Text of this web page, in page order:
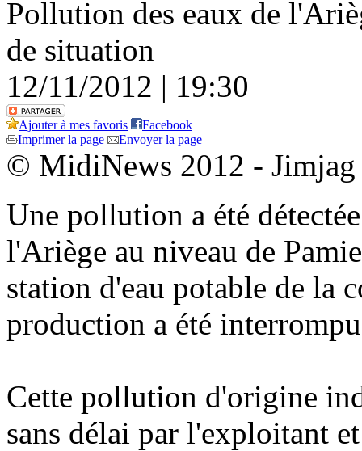
Pollution des eaux de
de situation
12/11/2012 | 19:30
Ajouter à mes favoris
Facebook
Imprimer la page
Envoyer la page
© MidiNews 2012 - Jimjag
Une pollution a été
l'Ariège au niveau de
station d'eau potable de la
production a été
Cette pollution d'origine
sans délai par l'exploitant